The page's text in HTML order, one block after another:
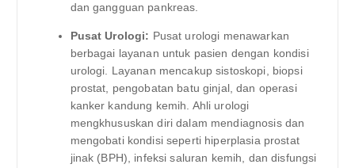
dan gangguan pankreas.
Pusat Urologi: Pusat urologi menawarkan
berbagai layanan untuk pasien dengan kondisi
urologi. Layanan mencakup sistoskopi, biopsi
prostat, pengobatan batu ginjal, dan operasi
kanker kandung kemih. Ahli urologi
mengkhususkan diri dalam mendiagnosis dan
mengobati kondisi seperti hiperplasia prostat
jinak (BPH), infeksi saluran kemih, dan disfungsi